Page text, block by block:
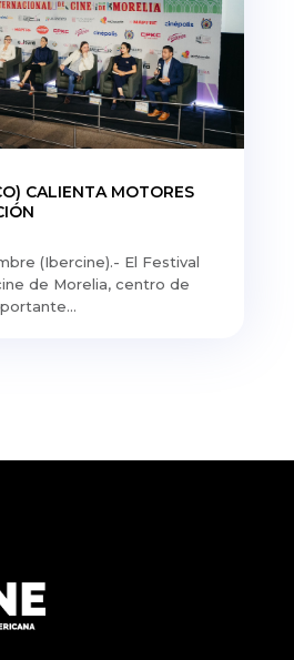
CALIENTA MOTORES
(Ibercine).- El Festival
de Morelia, centro de